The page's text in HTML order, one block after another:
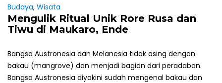
Budaya, Wisata
Mengulik Ritual Unik Rore Rusa dan
Tiwu di Maukaro, Ende
Bangsa Austronesia dan Melanesia tidak asing dengan
bakau (mangrove) dan menjadi bagian dari peradaban.
Bangsa Austronesia diyakini sudah mengenal bakau dan